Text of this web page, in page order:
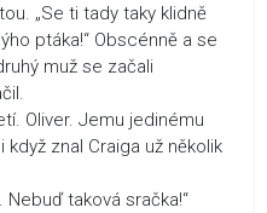
„Se ti tady taky klidně
ptáka!“ Obscénně a se
muž se začali
Oliver. Jemu jedinému
znal Craiga už několik
taková sračka!“